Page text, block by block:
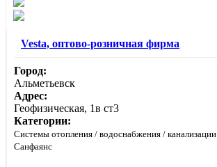
Vesta, оптово-розничная фирма
Город:
Альметьевск
Адрес:
Геофизическая, 1в ст3
Категории:
Системы отопления / водоснабжения / канализации
Санфаянс